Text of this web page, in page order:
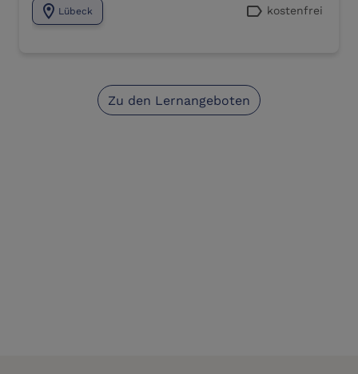
location_on Lübeck label kostenfrei
Zu den Lernangeboten